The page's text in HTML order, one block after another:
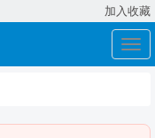
加入收藏
展
开